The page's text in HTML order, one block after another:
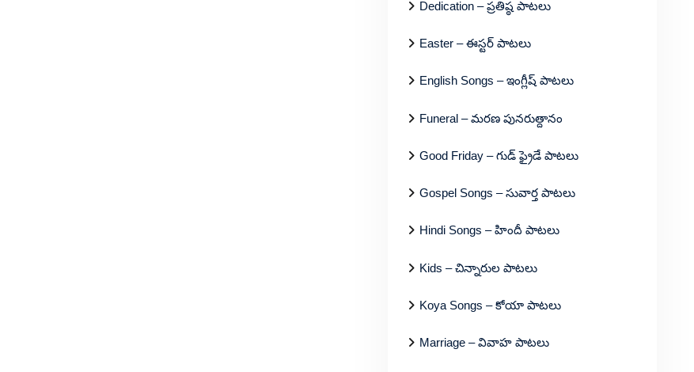
Dedication – ప్రతిష్ఠ పాటలు
Easter – ఈస్టర్ పాటలు
English Songs – ఇంగ్లీష్ పాటలు
Funeral – మరణ పునరుత్దానం
Good Friday – గుడ్ ఫ్రైడే పాటలు
Gospel Songs – సువార్త పాటలు
Hindi Songs – హిందీ పాటలు
Kids – చిన్నారుల పాటలు
Koya Songs – కోయా పాటలు
Marriage – వివాహ పాటలు